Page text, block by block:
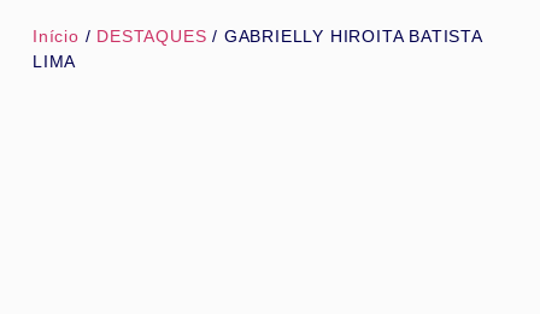
Início / DESTAQUES / GABRIELLY HIROITA BATISTA
LIMA